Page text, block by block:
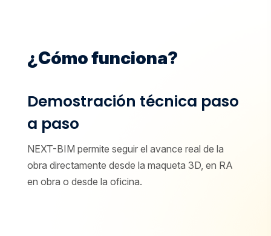
¿Cómo funciona?
Demostración técnica paso
a paso
NEXT-BIM permite seguir el avance real de la
obra directamente desde la maqueta 3D, en RA
en obra o desde la oficina.